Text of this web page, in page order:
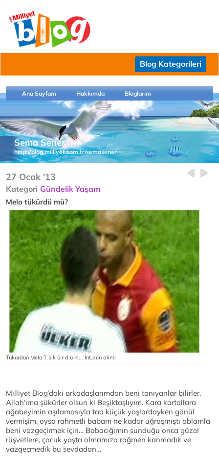
Blog Kategorileri
Ana Sayfam Hakkımda Bloglarım
Sema Sener
http://blog.milliyet.com.tr/semasener
27 Ocak '13
Kategori Gündelik Yaşam
Melo tükürdü mü?
Tükürdün Melo T ü k ü r d ü n!... İnt.den alıntı
Milliyet Blog’daki arkadaşlarımdan beni tanıyanlar bilirler.
Allah'ıma şükürler olsun ki Beşiktaşlıyım. Kara kartallara
ağabeyimin aşılamasıyla taa küçük yaşlardayken gönül
vermişim, oysa rahmetli babam ne kadar uğraşmıştı ablamla
beni vazgeçirmek için… Babacığımın sunduğu onca güzel
rüşvetlere, çocuk yaşta olmamıza rağmen kanmadık ve
vazgeçmedik bu sevdadan…